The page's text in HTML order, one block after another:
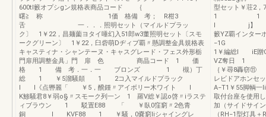
600tl籔オプシgン規格表商品コード ｛
曙≧ 称 1価 格備 考； R柑3
舌 一．．．照明セット（マイルドプラッ
ク〕 1￥22，昌麺薗ヨタイ唾幻入51郎w3董照明セット〔スモ
ークグリーン〕 1￥22，臼砦萌Dヂィブ覇〃懸調整金具規格表
キャスティナ・シャンテーヌ・キャスグレード・フェス外形栃
門扉用調整金具」門 扉 色 商晶コード 1 価
格 1 備 考．一．一 ブロンズ 1 槻）丁
総 1 ￥5溜騒顛 1 2コ入マイルドプラック
l l《点轡麗「 ￥5，醗鍾〃アイボリー木ワイト l
K鯵騒君8￥弱o§〃スモーク列一ン 1 羅V総￥認o啓〃iラステ
ィブラウン 1 駁置E88 「 ￥臥0窪窮〃2色青
銅 l KVF88 1 ￥騒，0嚢窮Iiシャイングレ
型セット￥荘2
1 1 子機
l j】 1：型
籔YZ覇インタ
−1G I
1￥編総l
VZ奪日 1
｛￥尋8轟
レビドア
A−T1￥55脚輌一
取付台座を使用
加（サイドサイ
（RH−1型灯具